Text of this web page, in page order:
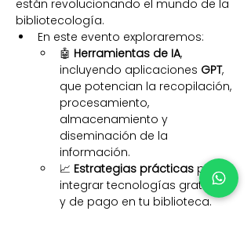
están revolucionando el mundo de la
bibliotecología.
En este evento exploraremos:
🤖 Herramientas de IA,
incluyendo aplicaciones GPT,
que potencian la recopilación,
procesamiento,
almacenamiento y
diseminación de la
información.
📈 Estrategias prácticas para
integrar tecnologías gratuitas
y de pago en tu biblioteca.